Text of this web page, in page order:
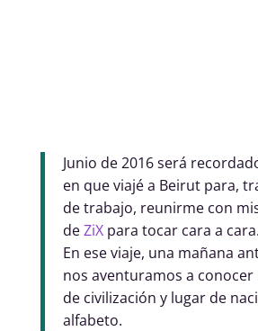
Junio de 2016 será
en que viajé a Beirut para,
de trabajo, reunirme con
deZiXpara tocar cara a cara.
En ese viaje, una mañana
nos aventuramos a conocer
de civilización y lugar de
alfabeto.